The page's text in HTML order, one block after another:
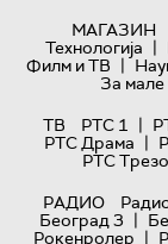
МАГАЗИН
Технологијa |
Филм и ТВ |
За мале
ТВ
РТС 1 |
РТС Драма |
РТС
РАДИО
Београд 3 |
Рокенролер |